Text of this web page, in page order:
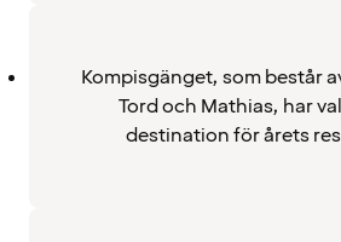
Kompisgänget, som består
Tord och Mathias, har
destination för årets